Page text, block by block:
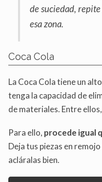
de suciedad,
esa zona.
Coca Cola
La Coca Cola tiene un
tenga la capacidad de
de materiales. Entre
Para ello, procede igual
Deja tus piezas en
acláralas bien.